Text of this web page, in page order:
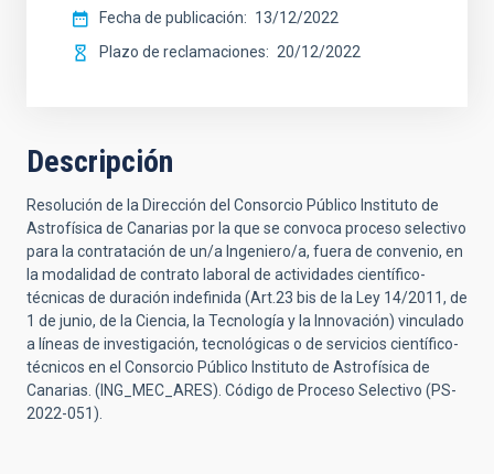
Fecha de publicación
13/12/2022
Plazo de reclamaciones
20/12/2022
Descripción
Resolución de la Dirección del Consorcio Público Instituto de
Astrofísica de Canarias por la que se convoca proceso selectivo
para la contratación de un/a Ingeniero/a, fuera de convenio, en
la modalidad de contrato laboral de actividades científico-
técnicas de duración indefinida (Art.23 bis de la Ley 14/2011, de
1 de junio, de la Ciencia, la Tecnología y la Innovación) vinculado
a líneas de investigación, tecnológicas o de servicios científico-
técnicos en el Consorcio Público Instituto de Astrofísica de
Canarias. (ING_MEC_ARES). Código de Proceso Selectivo (PS-
2022-051).